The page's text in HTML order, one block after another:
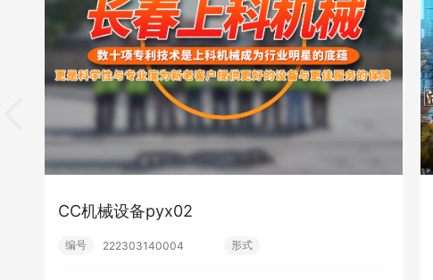
CC机械设备pyx02
编号 222303140004 形式